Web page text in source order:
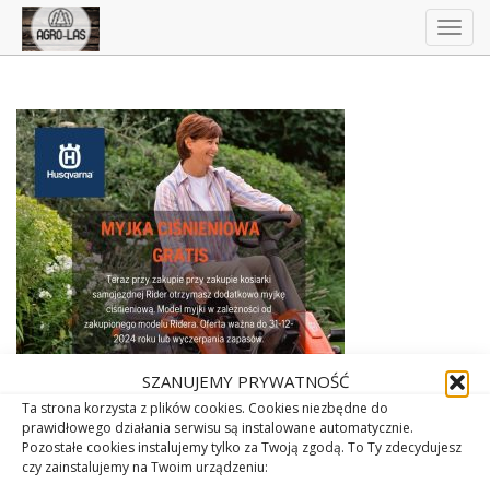
SZANUJEMY PRYWATNOŚĆ
Ta strona korzysta z plików cookies. Cookies niezbędne do
prawidłowego działania serwisu są instalowane automatycznie.
Pozostałe cookies instalujemy tylko za Twoją zgodą. To Ty zdecydujesz
czy zainstalujemy na Twoim urządzeniu: